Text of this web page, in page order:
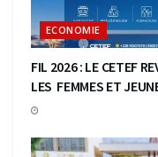
ECONOMIE
FIL 2026 : LE CETEF
LES FEMMES ET